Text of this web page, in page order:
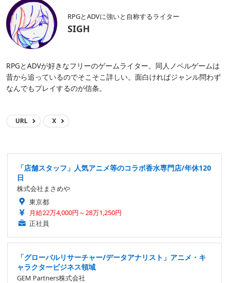
RPGとADVに強いと自称するライター
SIGH
RPGとADVが好きなフリーのゲームライター。同人ノベルゲームは
昔から追っているのでそこそこ詳しい。面白ければジャンル問わず
なんでもプレイするのが信条。
URL X
「店舗スタッフ」人気アニメ等のコラボ香水専門店/年休120
日
株式会社まさめや
東京都
月給22万4,000円～28万1,250円
正社員
「グローバルリサーチャー/データアナリスト」アニメ・キ
ャラクタービジネス領域
GEM Partners株式会社